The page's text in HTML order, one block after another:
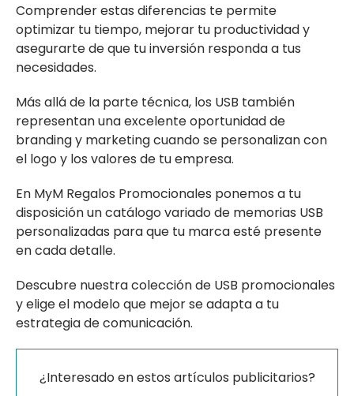
Comprender estas diferencias te permite
optimizar tu tiempo, mejorar tu productividad y
asegurarte de que tu inversión responda a tus
necesidades.
Más allá de la parte técnica, los USB también
representan una excelente oportunidad de
branding y marketing cuando se personalizan con
el logo y los valores de tu empresa.
En MyM Regalos Promocionales ponemos a tu
disposición un catálogo variado de memorias USB
personalizadas para que tu marca esté presente
en cada detalle.
Descubre nuestra colección de USB promocionales
y elige el modelo que mejor se adapta a tu
estrategia de comunicación.
¿Interesado en estos artículos publicitarios?